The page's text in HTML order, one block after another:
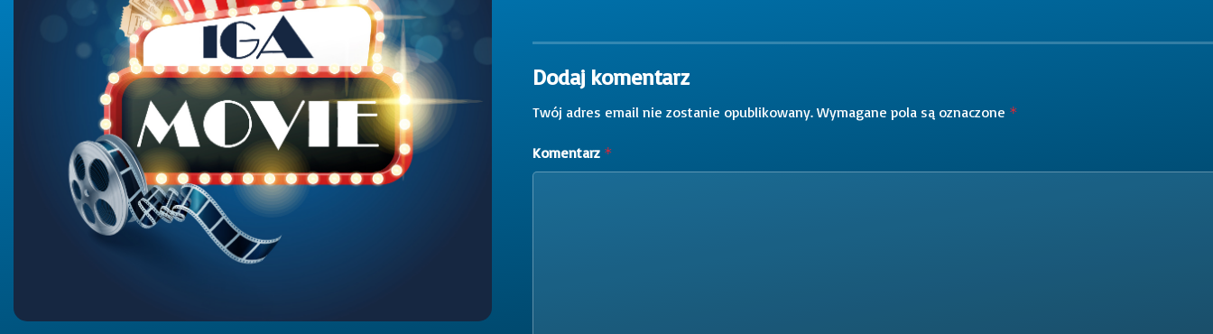
Dodaj komentarz
Twój adres email nie zostanie opublikowany. Wymagane pola są oznaczone *
Komentarz *